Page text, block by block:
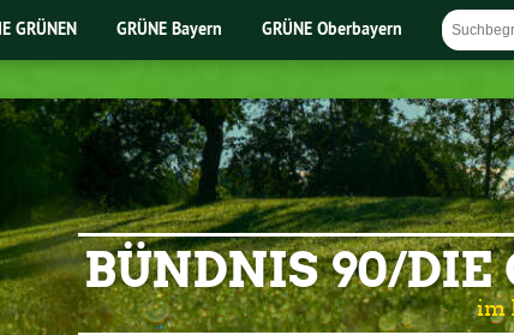
GRÜNEN GRÜNE Bayern GRÜNE Oberbayern
BÜNDNIS 90/DIE
im